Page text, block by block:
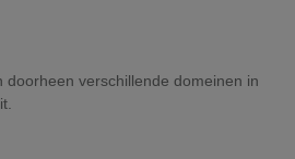
doorheen verschillende domeinen in